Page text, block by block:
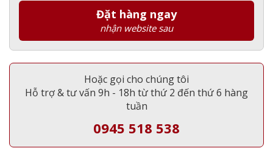
Đặt hàng ngay
nhận website sau
Hoặc gọi cho chúng tôi
Hỗ trợ & tư vấn 9h - 18h từ thứ 2 đến thứ 6 hàng
tuần
0945 518 538